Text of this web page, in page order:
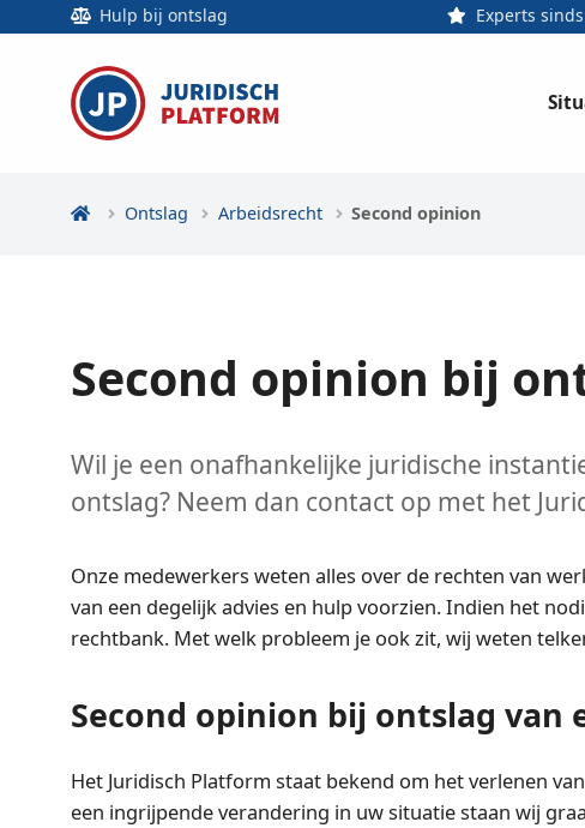
Hulp bij ontslag Experts
Ontslag Arbeidsrecht Second opinion
Second opinion bij
Wil je een onafhankelijke juridische
ontslag? Neem dan contact op met het
Onze medewerkers weten alles over de rechten van
van een degelijk advies en hulp voorzien. Indien het
rechtbank. Met welk probleem je ook zit, wij weten
Second opinion bij ontslag
Het Juridisch Platform staat bekend om het verlenen
een ingrijpende verandering in uw situatie staan wij